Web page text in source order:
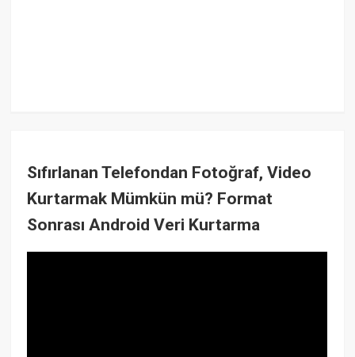
Sıfırlanan Telefondan Fotoğraf, Video
Kurtarmak Mümkün mü? Format
Sonrası Android Veri Kurtarma